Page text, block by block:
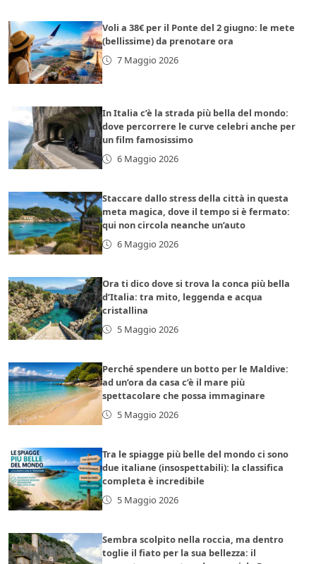
Voli a 38€ per il Ponte del 2 giugno: le mete
(bellissime) da prenotare ora
7 Maggio 2026
In Italia c’è la strada più bella del mondo:
dove percorrere le curve celebri anche per
un film famosissimo
6 Maggio 2026
Staccare dallo stress della città in questa
meta magica, dove il tempo si è fermato:
qui non circola neanche un’auto
6 Maggio 2026
Ora ti dico dove si trova la conca più bella
d’Italia: tra mito, leggenda e acqua
cristallina
5 Maggio 2026
Perché spendere un botto per le Maldive:
ad un’ora da casa c’è il mare più
spettacolare che possa immaginare
5 Maggio 2026
Tra le spiagge più belle del mondo ci sono
due italiane (insospettabili): la classifica
completa è incredibile
5 Maggio 2026
Sembra scolpito nella roccia, ma dentro
toglie il fiato per la sua bellezza: il